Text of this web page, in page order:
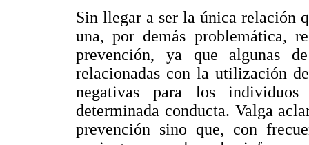
Sin llegar a ser la única relación
una, por demás problemática,
prevención, ya que algunas
relacionadas con la utilización
negativas para los
determinada conducta. Valga
prevención sino que, con